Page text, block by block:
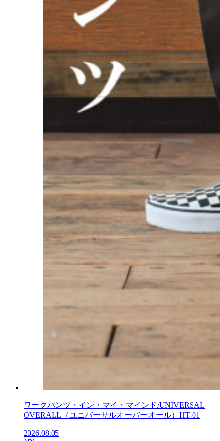
ワークパンツ・イン・マイ・マインド/UNIVERSAL
OVERALL（ユニバーサルオーバーオール）HT-01
2026.08.05